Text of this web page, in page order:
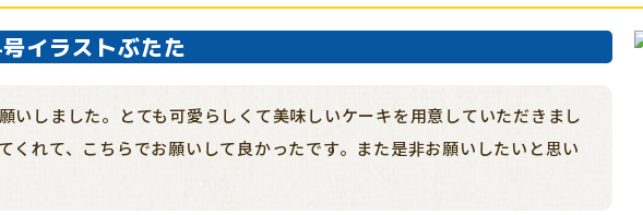
イラストぶたた
いしました。とても可愛らしくて美味しいケーキを用意していただきまし
くれて、こちらでお願いして良かったです。また是非お願いしたいと思い